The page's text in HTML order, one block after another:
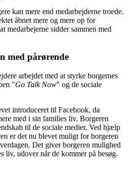
kan mere end medarbejderne troede.
åbnet mere og mere op for
medarbejerne sidder sammen med
med pårørende
arbejdet med at styrke borgernes
"Go Talk Now" og de sociale
introduceret til Facebook, da
med i sin families liv. Borgeren
til de sociale medier. Ved hjælp
er det nu blevet muligt for borgeren
Det giver borgeren mulighed
liv, udover når de kommer på besøg.